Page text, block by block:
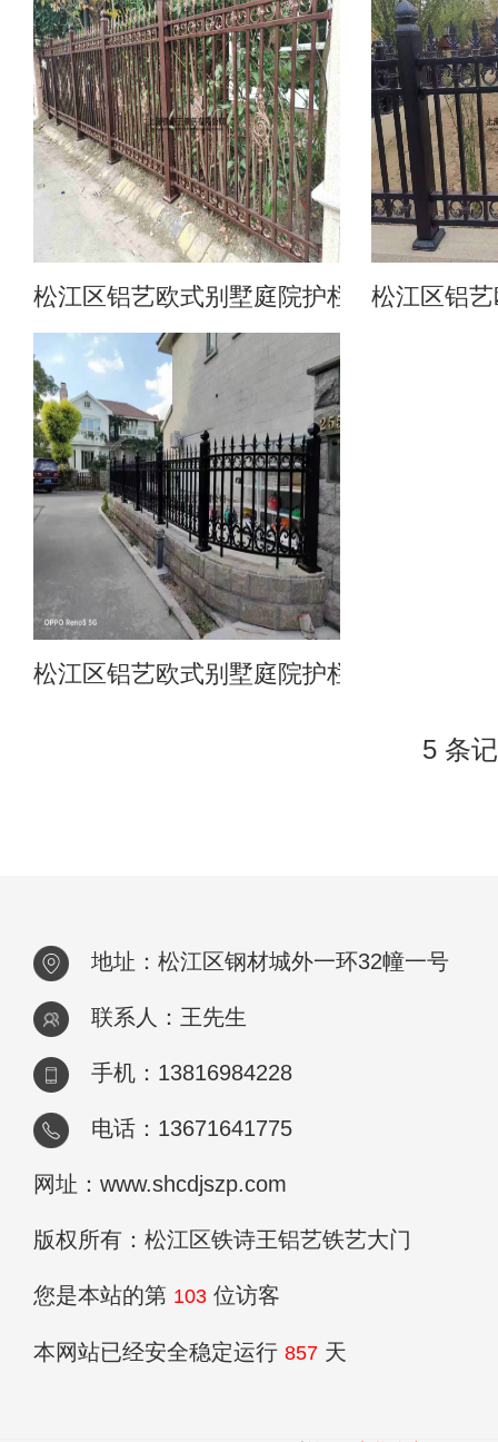
松江区铝艺欧式别墅庭院护栏 松江区铝
松江区铝艺欧式别墅庭院护栏
5 条
地址：松江区钢材城外一环32幢一号
联系人：王先生
手机：13816984228
电话：13671641775
网址：www.shcdjszp.com
版权所有：松江区铁诗王铝艺铁艺大门
您是本站的第 103 位访客
本网站已经安全稳定运行 857 天